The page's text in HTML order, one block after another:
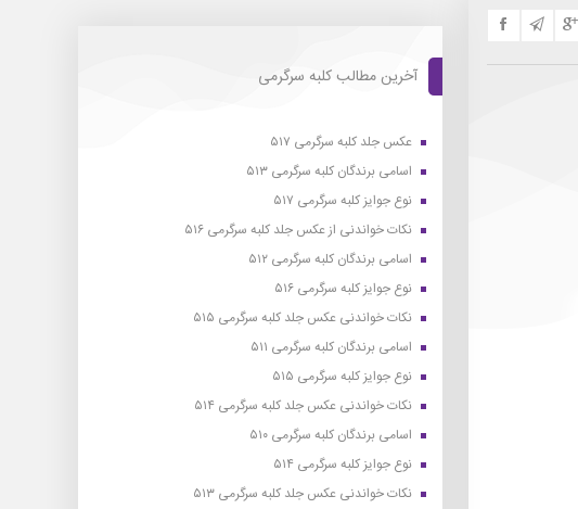
آخرین مطالب کلبه سرگرمی
عکس جلد کلبه سرگرمی ۵۱۷
اسامی برندگان کلبه سرگرمی ۵۱۳
نوع جوایز کلبه سرگرمی ۵۱۷
نکات خواندنی از عکس جلد کلبه سرگرمی ۵۱۶
اسامی برندگان کلبه سرگرمی ۵۱۲
نوع جوایز کلبه سرگرمی ۵۱۶
نکات خواندنی عکس جلد کلبه سرگرمی ۵۱۵
اسامی برندگان کلبه سرگرمی ۵۱۱
نوع جوایز کلبه سرگرمی ۵۱۵
نکات خواندنی عکس جلد کلبه سرگرمی ۵۱۴
اسامی برندگان کلبه سرگرمی ۵۱۰
نوع جوایز کلبه سرگرمی ۵۱۴
نکات خواندنی عکس جلد کلبه سرگرمی ۵۱۳